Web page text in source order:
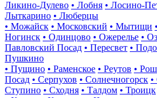
Ликино-Дулево • Лобня • Лосино-
Лыткарино • Люберцы
• Можайск • Московский • Мытищи
Ногинск • Одинцово • Ожерелье •
Павловский Посад • Пересвет •
Пушкино
• Пущино • Раменское • Реутов •
Посад • Серпухов • Солнечногорск
Ступино • Сходня • Талдом • Троицк